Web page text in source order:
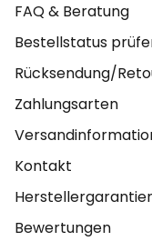
FAQ & Beratung
Bestellstatus
Rücksendung/
Zahlungsarten
Kontakt
Bewertungen